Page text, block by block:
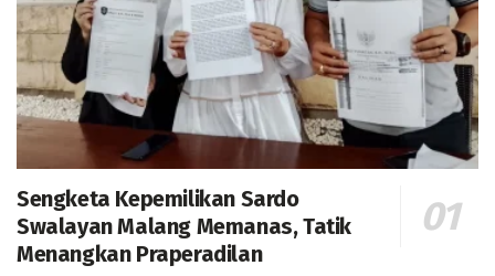
Sengketa Kepemilikan Sardo
Swalayan Malang Memanas, Tatik
Menangkan Praperadilan